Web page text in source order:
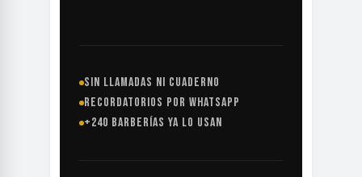
SIN LLAMADAS NI CUADERNO
RECORDATORIOS POR WHATSAPP
+240 BARBERÍAS YA LO USAN